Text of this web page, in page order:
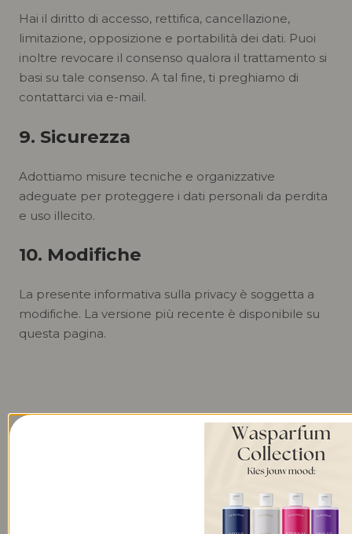
Hai il diritto di accesso, rettifica, cancellazione,
limitazione, opposizione e portabilità dei dati. Puoi
inoltre revocare il consenso qualora il trattamento si
basi su tale consenso. A tal fine, ti preghiamo di
contattarci via e-mail.
9. Sicurezza
Adottiamo misure tecniche e organizzative
adeguate per proteggere i dati personali da perdita
e uso illecito.
10. Modifiche
La presente informativa sulla privacy è soggetta a
modifiche. La versione più recente è disponibile su
questa pagina.